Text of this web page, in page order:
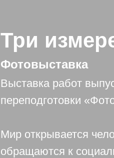
Три
Фотовыставка
Выставка работ
переподготовки
Мир открывается
обращаются к